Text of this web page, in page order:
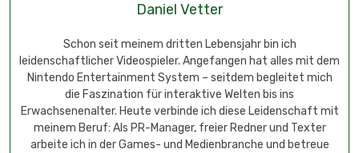
Daniel Vetter
Schon seit meinem dritten Lebensjahr bin ich
leidenschaftlicher Videospieler. Angefangen hat alles mit dem
Nintendo Entertainment System – seitdem begleitet mich
die Faszination für interaktive Welten bis ins
Erwachsenenalter. Heute verbinde ich diese Leidenschaft mit
meinem Beruf: Als PR-Manager, freier Redner und Texter
arbeite ich in der Games- und Medienbranche und betreue